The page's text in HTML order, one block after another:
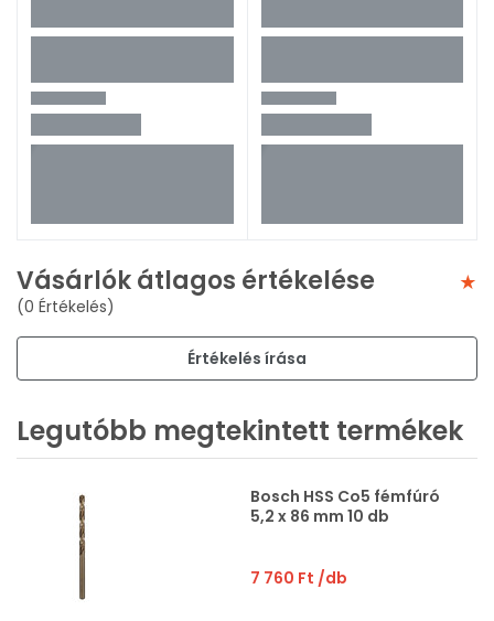
Vásárlók átlagos értékelése
(0 Értékelés)
Értékelés írása
Legutóbb megtekintett termékek
Bosch HSS Co5 fémfúró
5,2 x 86 mm 10 db
7 760 Ft /db